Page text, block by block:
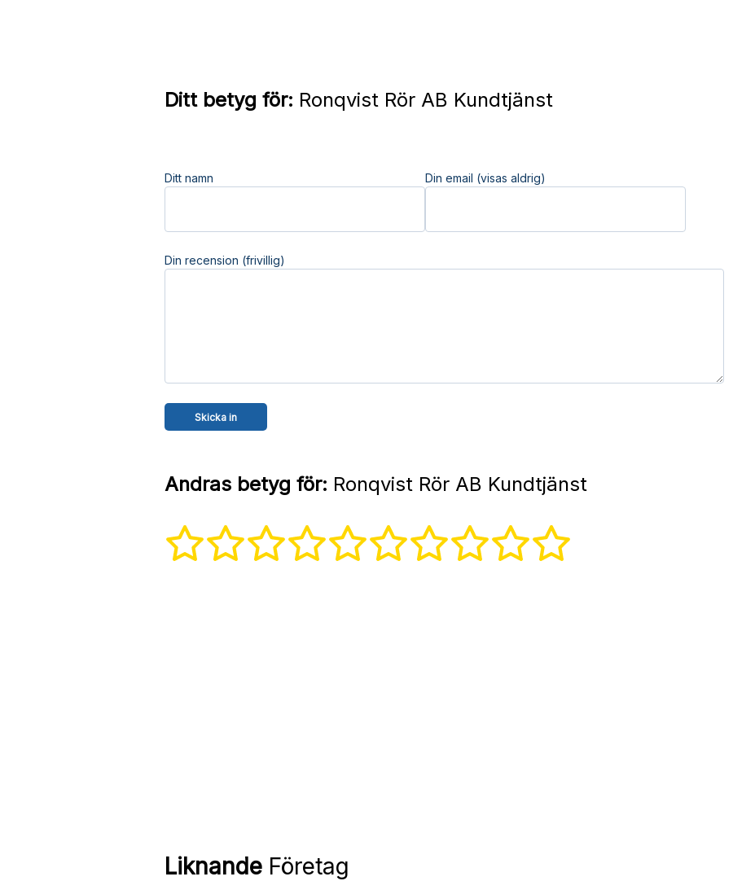
Ditt betyg för: Ronqvist Rör AB Kundtjänst
Ditt namn Din email (visas aldrig)
Din recension (frivillig)
Andras betyg för: Ronqvist Rör AB Kundtjänst
LiknandeFöretag